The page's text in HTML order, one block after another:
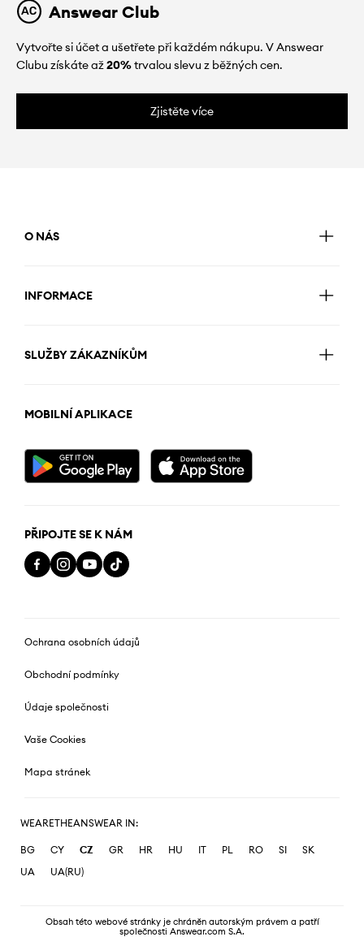
Answear Club
Vytvořte si účet a ušetřete při každém nákupu. V Answear
Clubu získáte až20%trvalou slevu z běžných cen.
Zjistěte více
O NÁS
INFORMACE
SLUŽBY ZÁKAZNÍKŮM
MOBILNÍ APLIKACE
PŘIPOJTE SE K NÁM
Ochrana osobních údajů
Obchodní podmínky
Údaje společnosti
Vaše Cookies
Mapa stránek
WEARETHEANSWEAR IN:
BG CY CZ GR HR HU IT PL RO SI
SK
UA
UA(RU)
Obsah této webové stránky je chráněn autorským právem a patří
společnosti Answear.com S.A.